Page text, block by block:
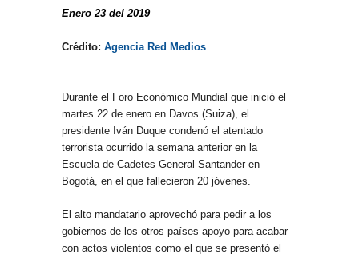
Enero 23 del 2019
Crédito: Agencia Red Medios
Durante el Foro Económico Mundial que inició el
martes 22 de enero en Davos (Suiza), el
presidente Iván Duque condenó el atentado
terrorista ocurrido la semana anterior en la
Escuela de Cadetes General Santander en
Bogotá, en el que fallecieron 20 jóvenes.
El alto mandatario aprovechó para pedir a los
gobiernos de los otros países apoyo para acabar
con actos violentos como el que se presentó el